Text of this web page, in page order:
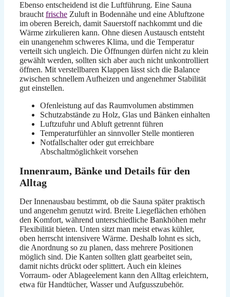
Ebenso entscheidend ist die Luftführung. Eine Sauna
braucht frische Zuluft in Bodennähe und eine Abluftzone
im oberen Bereich, damit Sauerstoff nachkommt und die
Wärme zirkulieren kann. Ohne diesen Austausch entsteht
ein unangenehm schweres Klima, und die Temperatur
verteilt sich ungleich. Die Öffnungen dürfen nicht zu klein
gewählt werden, sollten sich aber auch nicht unkontrolliert
öffnen. Mit verstellbaren Klappen lässt sich die Balance
zwischen schnellem Aufheizen und angenehmer Stabilität
gut einstellen.
Ofenleistung auf das Raumvolumen abstimmen
Schutzabstände zu Holz, Glas und Bänken einhalten
Luftzufuhr und Abluft getrennt führen
Temperaturfühler an sinnvoller Stelle montieren
Notfallschalter oder gut erreichbare
Abschaltmöglichkeit vorsehen
Innenraum, Bänke und Details für den
Alltag
Der Innenausbau bestimmt, ob die Sauna später praktisch
und angenehm genutzt wird. Breite Liegeflächen erhöhen
den Komfort, während unterschiedliche Bankhöhen mehr
Flexibilität bieten. Unten sitzt man meist etwas kühler,
oben herrscht intensivere Wärme. Deshalb lohnt es sich,
die Anordnung so zu planen, dass mehrere Positionen
möglich sind. Die Kanten sollten glatt gearbeitet sein,
damit nichts drückt oder splittert. Auch ein kleines
Vorraum- oder Ablageelement kann den Alltag erleichtern,
etwa für Handtücher, Wasser und Aufgusszubehör.